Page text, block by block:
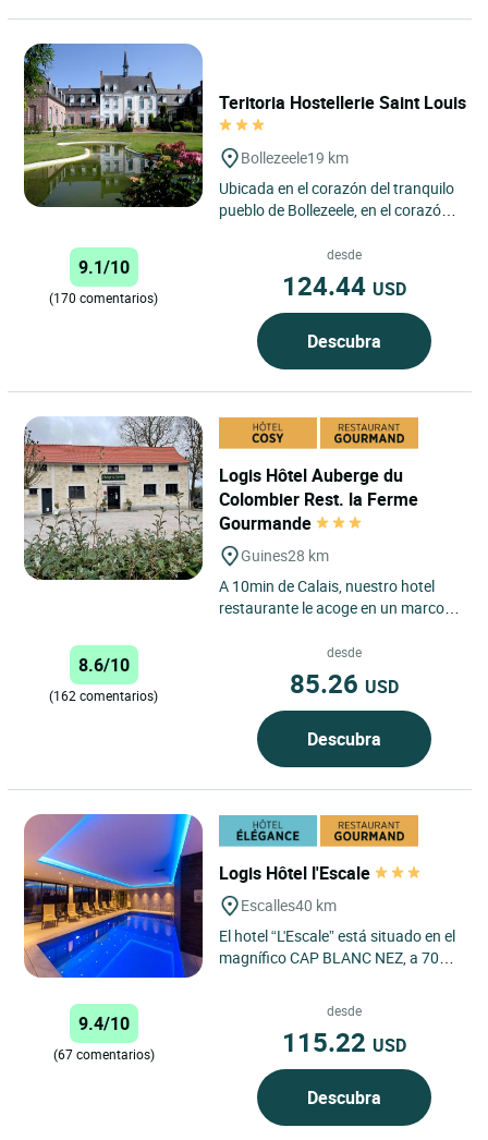
Teritoria Hostellerie Saint Louis
Bollezeele19 km
Ubicada en el corazón del tranquilo
pueblo de Bollezeele, en el corazón
ocupa una elegante...
9.1/10
(170 comentarios)
desde
124.44 USD
Descubra
Logis Hôtel Auberge du
Colombier Rest. la Ferme
Gourmande
Guines28 km
A 10min de Calais, nuestro hotel
restaurante le acoge en un marco
tranquilidad de una antigua...
8.6/10
(162 comentarios)
desde
85.26 USD
Descubra
Logis Hôtel l'Escale
Escalles40 km
El hotel “L'Escale” está situado en el
magnífico CAP BLANC NEZ, a 700
9.4/10
(67 comentarios)
desde
115.22 USD
Descubra